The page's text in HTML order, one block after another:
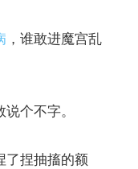
，谁敢进魔宫乱
个不字。
了捏抽搐的额